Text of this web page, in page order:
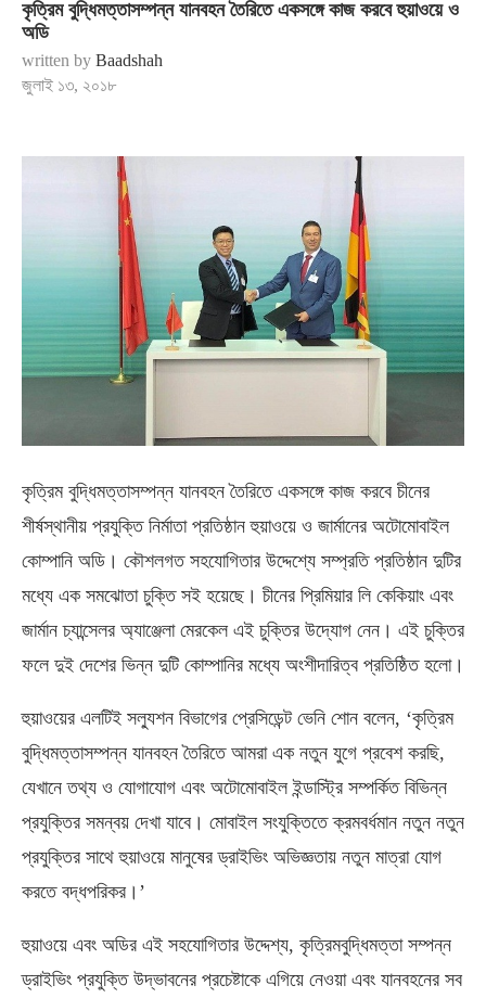
কৃত্রিম বুদ্ধিমত্তাসম্পন্ন যানবহন তৈরিতে একসঙ্গে কাজ করবে হুয়াওয়ে ও
অডি
written by Baadshah
জুলাই ১৩, ২০১৮
কৃত্রিম বুদ্ধিমত্তাসম্পন্ন যানবহন তৈরিতে একসঙ্গে কাজ করবে চীনের
শীর্ষস্থানীয় প্রযুক্তি নির্মাতা প্রতিষ্ঠান হুয়াওয়ে ও জার্মানের অটোমোবাইল
কোম্পানি অডি। কৌশলগত সহযোগিতার উদ্দেশ্যে সম্প্রতি প্রতিষ্ঠান দুটির
মধ্যে এক সমঝোতা চুক্তি সই হয়েছে। চীনের প্রিমিয়ার লি কেকিয়াং এবং
জার্মান চ্যান্সেলর অ্যাঞ্জেলা মেরকেল এই চুক্তির উদ্যোগ নেন। এই চুক্তির
ফলে দুই দেশের ভিন্ন দুটি কোম্পানির মধ্যে অংশীদারিত্ব প্রতিষ্ঠিত হলো।
হুয়াওয়ের এলটিই সল্যুশন বিভাগের প্রেসিডেন্ট ভেনি শোন বলেন, ‘কৃত্রিম
বুদ্ধিমত্তাসম্পন্ন যানবহন তৈরিতে আমরা এক নতুন যুগে প্রবেশ করছি,
যেখানে তথ্য ও যোগাযোগ এবং অটোমোবাইল ইন্ডাস্ট্রি সম্পর্কিত বিভিন্ন
প্রযুক্তির সমন্বয় দেখা যাবে। মোবাইল সংযুক্তিতে ক্রমবর্ধমান নতুন নতুন
প্রযুক্তির সাথে হুয়াওয়ে মানুষের ড্রাইভিং অভিজ্ঞতায় নতুন মাত্রা যোগ
করতে বদ্ধপরিকর।’
হুয়াওয়ে এবং অডির এই সহযোগিতার উদ্দেশ্য, কৃত্রিমবুদ্ধিমত্তা সম্পন্ন
ড্রাইভিং প্রযুক্তি উদ্ভাবনের প্রচেষ্টাকে এগিয়ে নেওয়া এবং যানবহনের সব